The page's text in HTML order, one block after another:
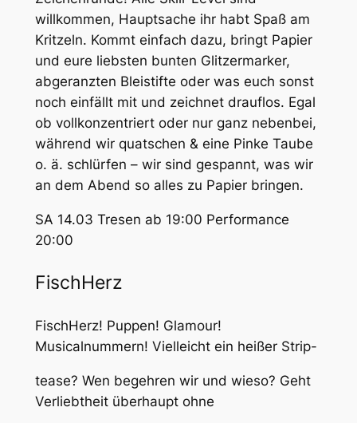
willkommen, Hauptsache ihr habt Spaß am
Kritzeln. Kommt einfach dazu, bringt Papier
und eure liebsten bunten Glitzermarker,
abgeranzten Bleistifte oder was euch sonst
noch einfällt mit und zeichnet drauflos. Egal
ob vollkonzentriert oder nur ganz nebenbei,
während wir quatschen & eine Pinke Taube
o. ä. schlürfen – wir sind gespannt, was wir
an dem Abend so alles zu Papier bringen.
SA 14.03 Tresen ab 19:00 Performance
20:00
FischHerz
FischHerz! Puppen! Glamour!
Musicalnummern! Vielleicht ein heißer Strip-
tease? Wen begehren wir und wieso? Geht
Verliebtheit überhaupt ohne